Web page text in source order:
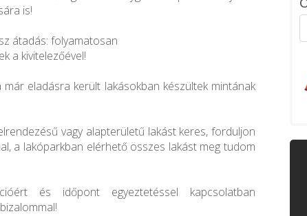
is!
átadás: folyamatosan
a kivitelezőével!
eladásra került lakásokban készültek mintának
vagy alapterületű lakást keres, forduljon
a lakóparkban elérhető összes lakást meg tudom
és időpont egyeztetéssel kapcsolatban